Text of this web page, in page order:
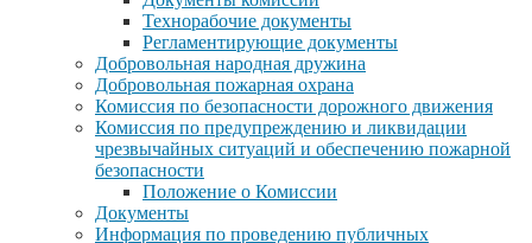
Технорабочие документы
Регламентирующие документы
Добровольная народная дружина
Добровольная пожарная охрана
Комиссия по безопасности дорожного движения
Комиссия по предупреждению и ликвидации
чрезвычайных ситуаций и обеспечению пожарной
безопасности
Положение о Комиссии
Документы
Информация по проведению публичных